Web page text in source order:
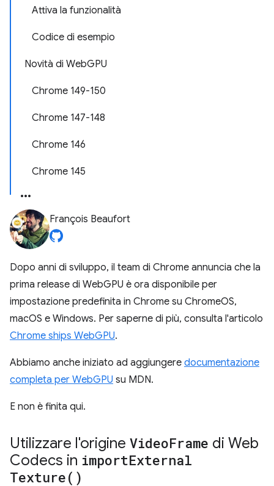
Attiva la funzionalità
Codice di esempio
Novità di WebGPU
Chrome 149-150
Chrome 147-148
Chrome 146
Chrome 145
François Beaufort
Dopo anni di sviluppo, il team di Chrome annuncia che la
prima release di WebGPU è ora disponibile per
impostazione predefinita in Chrome su ChromeOS,
macOS e Windows. Per saperne di più, consulta l'articolo
Chrome ships WebGPU.
Abbiamo anche iniziato ad aggiungere documentazione
completa per WebGPU su MDN.
E non è finita qui.
Utilizzare l'origine VideoFrame di Web
Codecs in importExternal
Texture( )